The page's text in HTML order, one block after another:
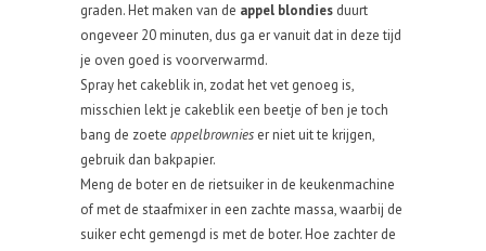
graden. Het maken van de appel blondies duurt
ongeveer 20 minuten, dus ga er vanuit dat in deze tijd
je oven goed is voorverwarmd.
Spray het cakeblik in, zodat het vet genoeg is,
misschien lekt je cakeblik een beetje of ben je toch
bang de zoete appelbrownies er niet uit te krijgen,
gebruik dan bakpapier.
Meng de boter en de rietsuiker in de keukenmachine
of met de staafmixer in een zachte massa, waarbij de
suiker echt gemengd is met de boter. Hoe zachter de